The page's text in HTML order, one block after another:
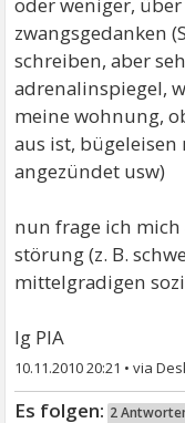
zwangsgedanken
schreiben, aber
adrenalinspiegel,
meine wohnung,
aus ist, bügeleisen
angezündet usw)
nun frage ich mich
störung (z. B.
mittelgradigen
lg PIA
10.11.2010 20:21 •
2